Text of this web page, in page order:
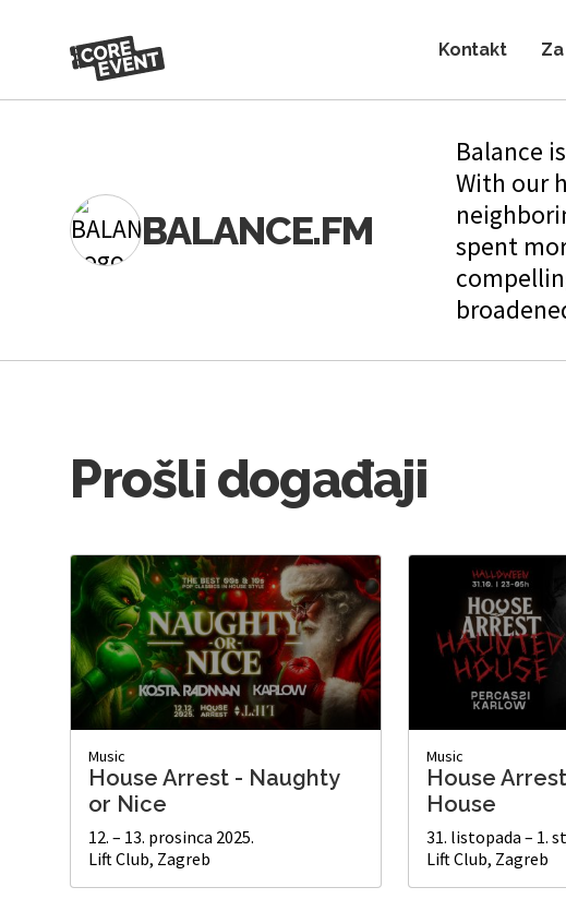
Kontakt
BALANCE.FM
Balance
With our
spent
Prošli događaji
Music
House Arrest - Naughty
or Nice
12. – 13. prosinca 2025.
Lift Club, Zagreb
Music
House
House
31. listopada – 1.
Lift Club, Zagreb